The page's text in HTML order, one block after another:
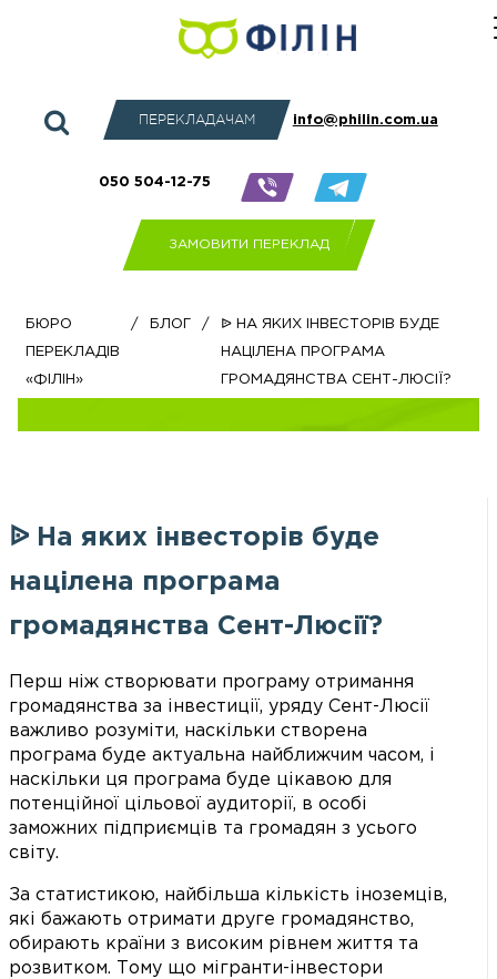
ПЕРЕКЛАДАЧАМ info@philin.com.ua
050 504-12-75
ЗАМОВИТИ ПЕРЕКЛАД
Бюро
перекладів
«Філін»
/ Блог /
ᐉ На яких інвесторів буде
націлена програма
громадянства Сент-Люсії?
ᐉ На яких інвесторів буде
націлена програма
громадянства Сент-Люсії?
Перш ніж створювати програму отримання
громадянства за інвестиції, уряду Сент-Люсії
важливо розуміти, наскільки створена
програма буде актуальна найближчим часом, і
наскільки ця програма буде цікавою для
потенційної цільової аудиторії, в особі
заможних підприємців та громадян з усього
світу.
За статистикою, найбільша кількість іноземців,
які бажають отримати друге громадянство,
обирають країни з високим рівнем життя та
розвитком. Тому що мігранти-інвестори